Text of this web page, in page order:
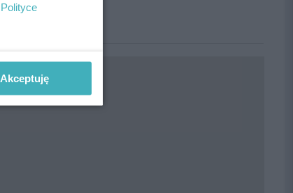
Polityce
Akceptuję